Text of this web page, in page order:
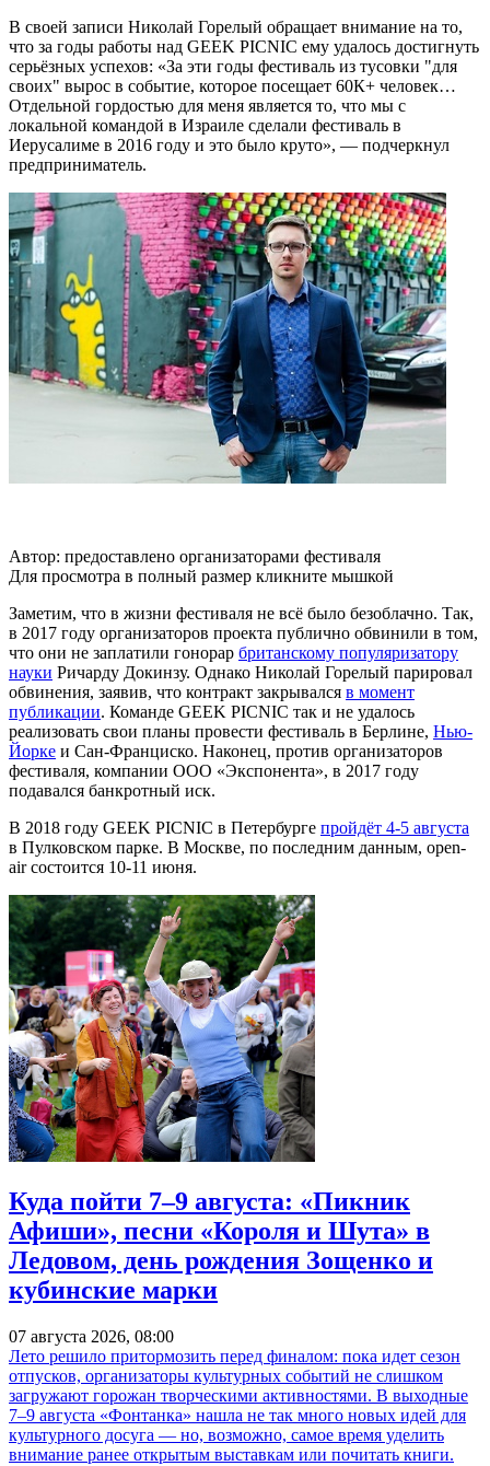
В своей записи Николай Горелый обращает внимание на то,
что за годы работы над GEEK PICNIC ему удалось достигнуть
серьёзных успехов: «За эти годы фестиваль из тусовки "для
своих" вырос в событие, которое посещает 60К+ человек…
Отдельной гордостью для меня является то, что мы с
локальной командой в Израиле сделали фестиваль в
Иерусалиме в 2016 году и это было круто», — подчеркнул
предприниматель.
Автор: предоставлено организаторами фестиваля
Для просмотра в полный размер кликните мышкой
Заметим, что в жизни фестиваля не всё было безоблачно. Так,
в 2017 году организаторов проекта публично обвинили в том,
что они не заплатили гонорар британскому популяризатору
науки Ричарду Докинзу. Однако Николай Горелый парировал
обвинения, заявив, что контракт закрывался в момент
публикации. Команде GEEK PICNIC так и не удалось
реализовать свои планы провести фестиваль в Берлине, Нью-
Йорке и Сан-Франциско. Наконец, против организаторов
фестиваля, компании ООО «Экспонента», в 2017 году
подавался банкротный иск.
В 2018 году GEEK PICNIC в Петербурге пройдёт 4-5 августа
в Пулковском парке. В Москве, по последним данным, open-
air состоится 10-11 июня.
Куда пойти 7–9 августа: «Пикник
Афиши», песни «Короля и Шута» в
Ледовом, день рождения Зощенко и
кубинские марки
07 августа 2026, 08:00
Лето решило притормозить перед финалом: пока идет сезон
отпусков, организаторы культурных событий не слишком
загружают горожан творческими активностями. В выходные
7–9 августа «Фонтанка» нашла не так много новых идей для
культурного досуга — но, возможно, самое время уделить
внимание ранее открытым выставкам или почитать книги.